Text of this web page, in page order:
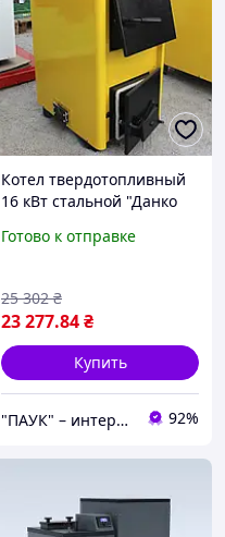
Котел твердотопливный
16 кВт стальной "Данко
твердотопливный котел
Готово к отправке
23 277.84₴
25 302 ₴
Купить
"ПАУК" – интернет-магазин торгового, складского, отопительного оборудования. 92%